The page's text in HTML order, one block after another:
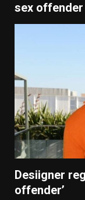
sex offender
Desiigner
offender’